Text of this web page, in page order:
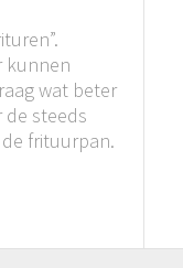
kunnen
wat beter
de steeds
frituurpan.